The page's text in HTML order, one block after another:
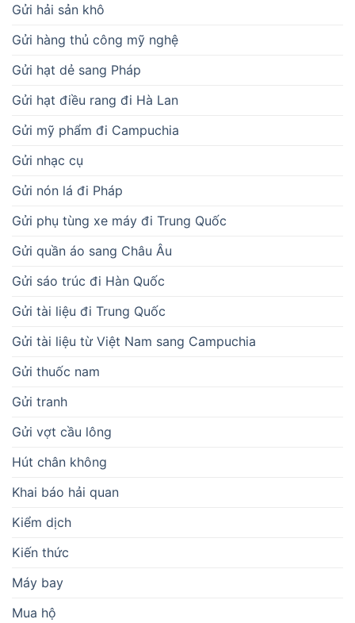
Gửi hải sản khô
Gửi hàng thủ công mỹ nghệ
Gửi hạt dẻ sang Pháp
Gửi hạt điều rang đi Hà Lan
Gửi mỹ phẩm đi Campuchia
Gửi nhạc cụ
Gửi nón lá đi Pháp
Gửi phụ tùng xe máy đi Trung Quốc
Gửi quần áo sang Châu Âu
Gửi sáo trúc đi Hàn Quốc
Gửi tài liệu đi Trung Quốc
Gửi tài liệu từ Việt Nam sang Campuchia
Gửi thuốc nam
Gửi tranh
Gửi vợt cầu lông
Hút chân không
Khai báo hải quan
Kiểm dịch
Kiến thức
Máy bay
Mua hộ